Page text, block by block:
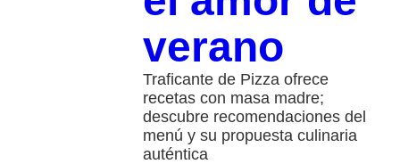
verano
Traficante de Pizza ofrece
recetas con masa madre;
descubre recomendaciones del
menú y su propuesta culinaria
auténtica